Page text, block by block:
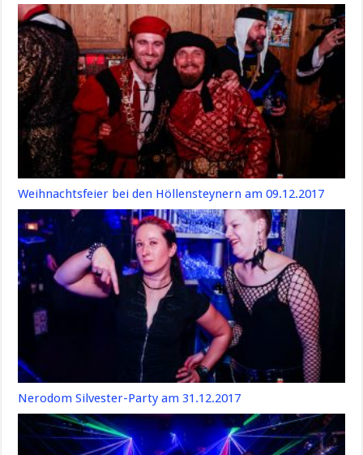
Weihnachtsfeier bei den Höllensteynern am 09.12.2017
Nerodom Silvester-Party am 31.12.2017